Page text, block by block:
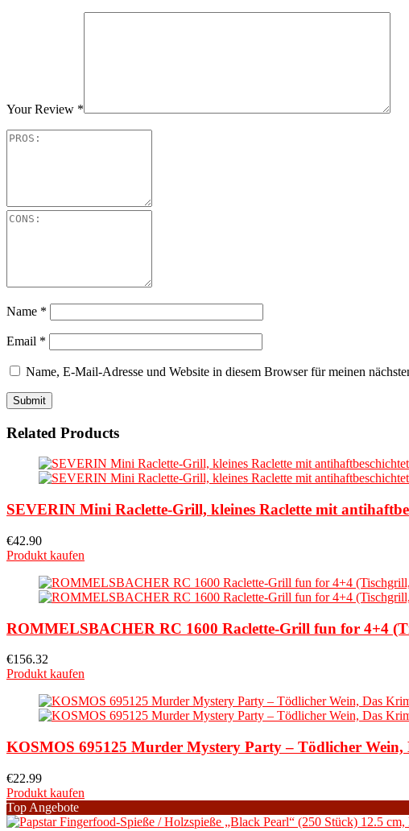
Your Review *
Name *
Email *
Name, E-Mail-Adresse und Website in diesem Browser für meinen
Related Products
SEVERIN Mini Raclette-Grill, kleines Raclette mit
€42.90
Produkt kaufen
ROMMELSBACHER RC 1600 Raclette-Grill fun for 4+4
€156.32
Produkt kaufen
KOSMOS ‎695125 Murder Mystery Party – Tödlicher
€22.99
Produkt kaufen
Top Angebote